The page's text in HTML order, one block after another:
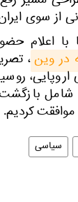
از سوی
با اعلام
،
اروپایی،
بازگشت
کردیم.
سیاسی